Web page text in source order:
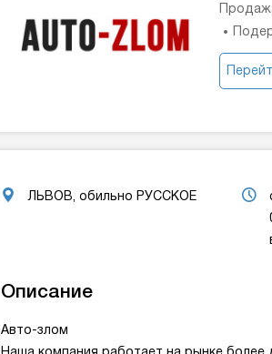
ЛЬВОВ, обильно РУССКОЕ
Описание
Авто-злом